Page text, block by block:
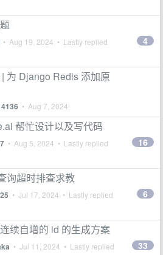
• Aug 19, 2024 • Lastly replied
4
为 Django Redis 添加原
• Aug 7, 2024
帮忙设计以及写代码
• Aug 5, 2024 • Lastly replied
16
询超时排查求教
• Jul 17, 2024 • Lastly replied
6
续自增的 id 的生成方案
• Jul 11, 2024 • Lastly replied
33